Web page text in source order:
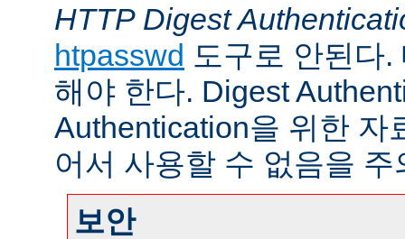
HTTP Digest
htpasswd 도구로 안된다
해야 한다. Digest
Authentication을 위한 자
어서 사용할 수 없음을 주
보안